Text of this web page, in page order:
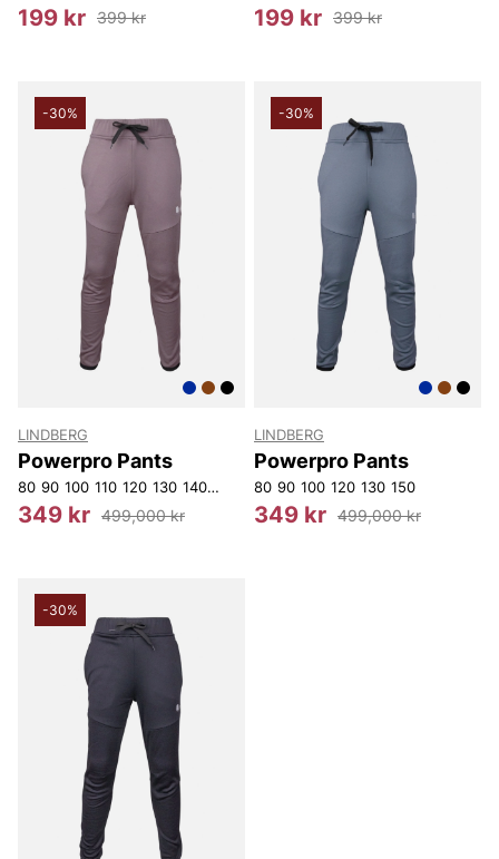
199 kr 399 kr 199 kr 399 kr
-30%
LINDBERG
Powerpro Pants
80 90 100 110 120 130 140 150 160 170
349 kr 499,000 kr
-30%
LINDBERG
Powerpro Pants
80 90 100 120 130 150
349 kr 499,000 kr
-30%